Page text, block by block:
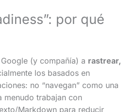
por qué
(y compañía) a rastrear,
los basados en
no “navegan” como una
menudo trabajan con
Markdown para reducir